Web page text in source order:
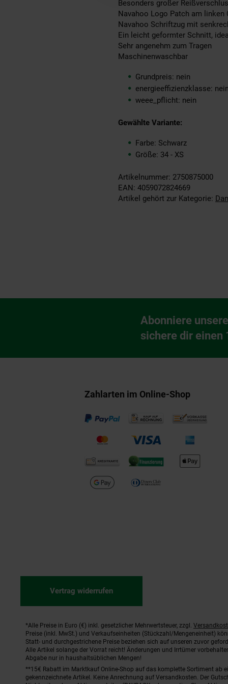
Besonders großer
Navahoo Logo Patch am linken
Navahoo Schriftzug mit
Ein leicht geformter Schnitt,
Sehr angenehm zum Tragen
Maschinenwaschbar
Grundpreis: nein
energieeffizienzklasse: nein
weee_pflicht: nein
Gewählte Variante:
Farbe: Schwarz
Größe: 34 - XS
Artikelnummer: 2750875000
EAN: 4059072824669
Artikel gehört zur Kategorie:
Newsletter
Abonniere
sichere dir einen
Zahlarten im Online-Shop
Vertrag widerrufen
Fußnoten
*Alle Preise in Euro (€) inkl. gesetzlicher Mehrwertsteuer, zzgl.
Preise (inkl. MwSt.) und Verkaufseinheiten (Stückzahl/Mengeneinheit)
Statt- und durchgestrichene Preise beziehen sich auf unseren zuvor
Alle Artikel solange der Vorrat reicht! Änderungen und Irrtümer
Abgabe nur in haushaltsüblichen Mengen!
**15€ Rabatt im Marktkauf Online-Shop auf das komplette Sortiment ab
gekennzeichnete Artikel. Keine Anrechnung auf Versandkosten. Der